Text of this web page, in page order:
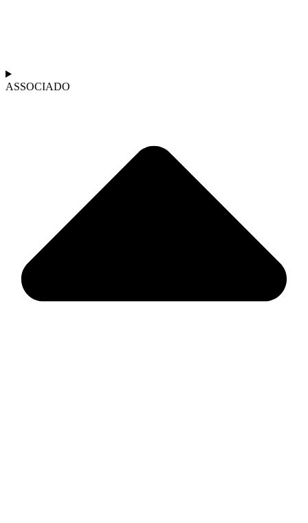
ASSOCIADO